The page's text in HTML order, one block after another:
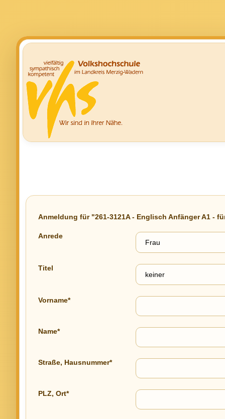
Anmeldung für "261-3121A - Englisch Anfänger A1 -
Anrede
Titel
Vorname*
Name*
Straße, Hausnummer*
PLZ, Ort*